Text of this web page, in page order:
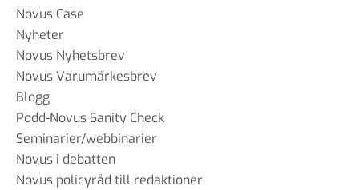
Novus Case
Nyheter
Novus Nyhetsbrev
Novus Varumärkesbrev
Blogg
Podd-Novus Sanity Check
Seminarier/webbinarier
Novus i debatten
Novus policyråd till redaktioner